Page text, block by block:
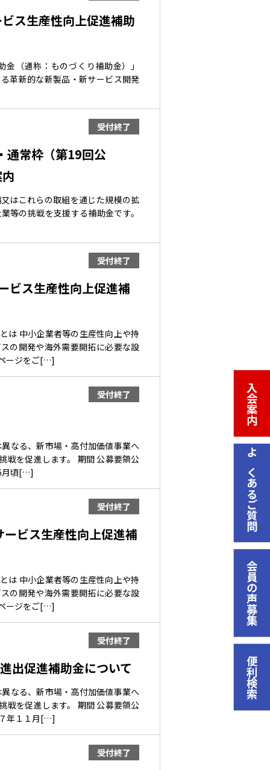
ス生産性向上促進補助
金（通称：ものづくり補助金）」
革新的な新製品・新サービス開発
受付終了
通常枠（第19回公
はこれらの取組を通じた規模の拡
等の挑戦を支援する補助金です。
受付終了
ビス生産性向上促進補
は 中小企業者等の生産性向上や持
の開発や海外需要開拓に必要な設
ージをご[…]
受付終了
なる、新市場・高付加価値事業へ
戦を促進します。 期間 公募要領公
月頃[…]
受付終了
ビス生産性向上促進補
は 中小企業者等の生産性向上や持
の開発や海外需要開拓に必要な設
ージをご[…]
受付終了
出促進補助金について
なる、新市場・高付加価値事業へ
戦を促進します。 期間 公募要領公
年１１月[…]
受付終了
入会案内
よくあるご質問
会員の声募集
便利検索